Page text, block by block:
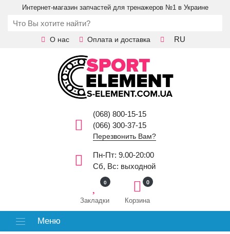
Интернет-магазин запчастей для тренажеров №1 в Украине
О нас Оплата и доставка RU
(068) 800-15-15
(066) 300-37-15
Перезвонить Вам?
Пн-Пт: 9.00-20:00
Сб, Вс: выходной
Закладки
0
Корзина
0
Меню